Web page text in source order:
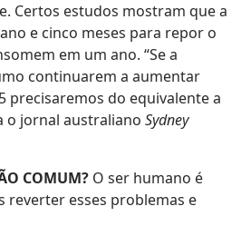
Certos estudos mostram que a
e cinco meses para repor o
em um ano. “Se a
continuarem a aumentar
precisaremos do equivalente a
o jornal australiano Sydney
COMUM? O ser humano é
reverter esses problemas e